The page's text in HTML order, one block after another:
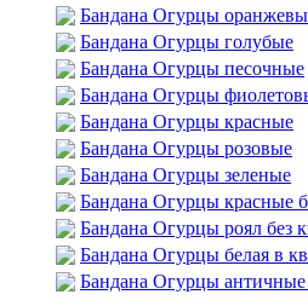
Бандана Огурцы
Бандана Огурцы голубые
Бандана Огурцы песочные
Бандана Огурцы
Бандана Огурцы красные
Бандана Огурцы розовые
Бандана Огурцы зеленые
Бандана Огурцы красные
Бандана Огурцы роял без
Бандана Огурцы белая в
Бандана Огурцы